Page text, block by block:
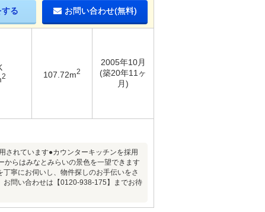
する お問い合わせ(無料)
2 107.72m2
2005年10月
(築20年11ヶ
月)
されています●カウンターキッチンを採用
からはみなとみらいの景色を一望できます
寧にお伺いし、物件探しのお手伝いをさ
お問い合わせは【0120-938-175】までお待